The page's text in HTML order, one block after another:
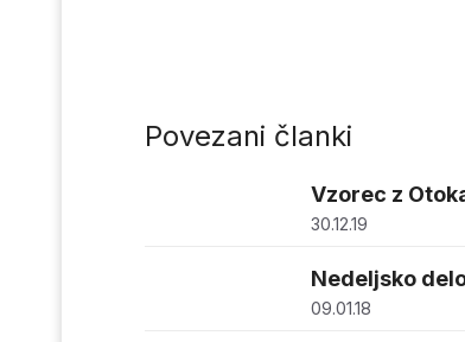
Povezani članki
Vzorec z
30.12.19
Nedeljsko
09.01.18